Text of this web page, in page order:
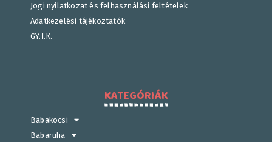
Jogi nyilatkozat és felhasználási feltételek
Adatkezelési tájékoztatók
GY.I.K.
KATEGÓRIÁK
Babakocsi
Babaruha